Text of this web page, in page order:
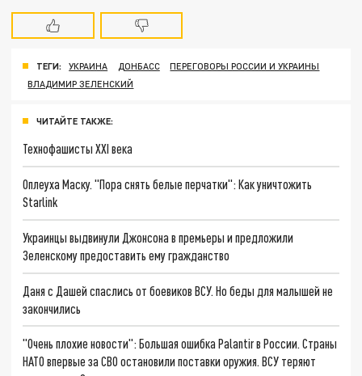
ТЕГИ: УКРАИНА ДОНБАСС
ПЕРЕГОВОРЫ РОССИИ И УКРАИНЫ
ВЛАДИМИР ЗЕЛЕНСКИЙ
ЧИТАЙТЕ ТАКЖЕ:
Технофашисты XXI века
Оплеуха Маску. "Пора снять белые перчатки": Как уничтожить
Starlink
Украинцы выдвинули Джонсона в премьеры и предложили
Зеленскому предоставить ему гражданство
Даня с Дашей спаслись от боевиков ВСУ. Но беды для малышей не
закончились
"Очень плохие новости": Большая ошибка Palantir в России. Страны
НАТО впервые за СВО остановили поставки оружия. ВСУ теряют